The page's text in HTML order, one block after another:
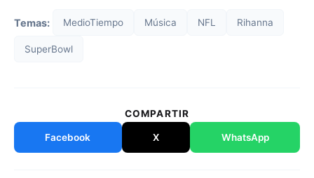
Temas: MedioTiempo Música NFL Rihanna
SuperBowl
COMPARTIR
Facebook X WhatsApp